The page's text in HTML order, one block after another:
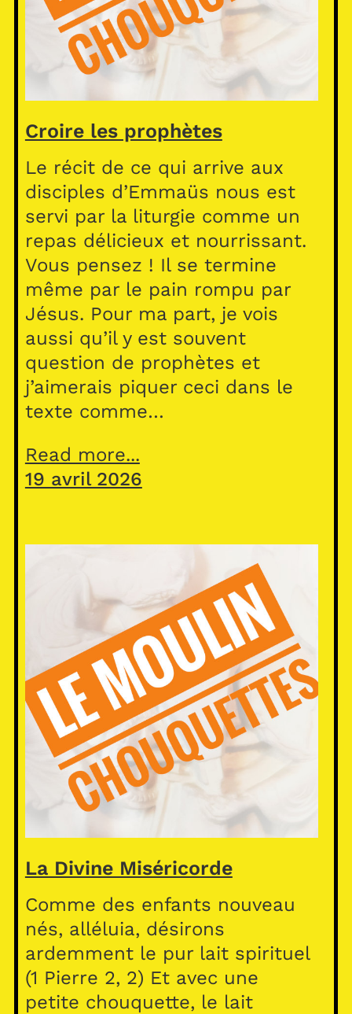
Croire les prophètes
Le récit de ce qui arrive aux
disciples d’Emmaüs nous est
servi par la liturgie comme un
repas délicieux et nourrissant.
Vous pensez ! Il se termine
même par le pain rompu par
Jésus. Pour ma part, je vois
aussi qu’il y est souvent
question de prophètes et
j’aimerais piquer ceci dans le
texte comme…
Read more...
19 avril 2026
La Divine Miséricorde
Comme des enfants nouveau
nés, alléluia, désirons
ardemment le pur lait spirituel
(1 Pierre 2, 2) Et avec une
petite chouquette, le lait